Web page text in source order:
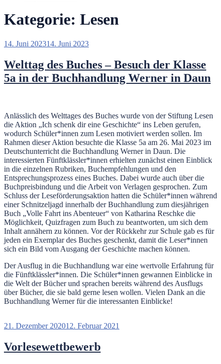
Kategorie: Lesen
Veröffentlicht
14. Juni 202314. Juni 2023
Welttag des Buches – Besuch der Klasse
5a in der Buchhandlung Werner in Daun
Anlässlich des Welttages des Buches wurde von der Stiftung Lesen
die Aktion „Ich schenk dir eine Geschichte“ ins Leben gerufen,
wodurch Schüler*innen zum Lesen motiviert werden sollen. Im
Rahmen dieser Aktion besuchte die Klasse 5a am 26. Mai 2023 im
Deutschunterricht die Buchhandlung Werner in Daun. Die
interessierten Fünftklässler*innen erhielten zunächst einen Einblick
in die einzelnen Rubriken, Buchempfehlungen und den
Entsprechungsprozess eines Buches. Dabei wurde auch über die
Buchpreisbindung und die Arbeit von Verlagen gesprochen. Zum
Schluss der Leseförderungsaktion hatten die Schüler*innen während
einer Schnitzeljagd innerhalb der Buchhandlung zum diesjährigen
Buch „Volle Fahrt ins Abenteuer“ von Katharina Reschke die
Möglichkeit, Quizfragen zum Buch zu beantworten, um sich dem
Inhalt annähern zu können. Vor der Rückkehr zur Schule gab es für
jeden ein Exemplar des Buches geschenkt, damit die Leser*innen
sich ein Bild vom Ausgang der Geschichte machen können.
Der Ausflug in die Buchhandlung war eine wertvolle Erfahrung für
die Fünftklässler*innen. Die Schüler*innen gewannen Einblicke in
die Welt der Bücher und sprachen bereits während des Ausflugs
über Bücher, die sie bald gerne lesen wollen. Vielen Dank an die
Buchhandlung Werner für die interessanten Einblicke!
Veröffentlicht
21. Dezember 202012. Februar 2021
Vorlesewettbewerb